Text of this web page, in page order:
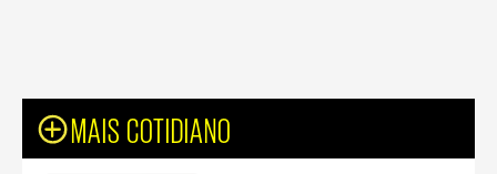
MAIS COTIDIANO